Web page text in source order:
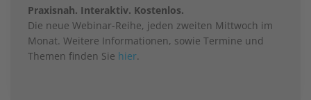
Praxisnah. Interaktiv. Kostenlos.
Die neue Webinar-Reihe, jeden zweiten Mittwoch im
Monat. Weitere Informationen, sowie Termine und
Themen finden Sie hier.